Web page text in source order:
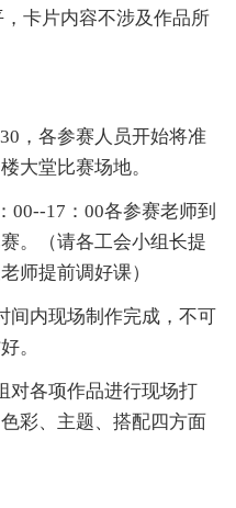
卡片内容不涉及作品所
，各参赛人员开始将准
大堂比赛场地。
00--17：00各参赛老师到
。（请各工会小组长提
师提前调好课）
间内现场制作完成，不可
。
对各项作品进行现场打
彩、主题、搭配四方面